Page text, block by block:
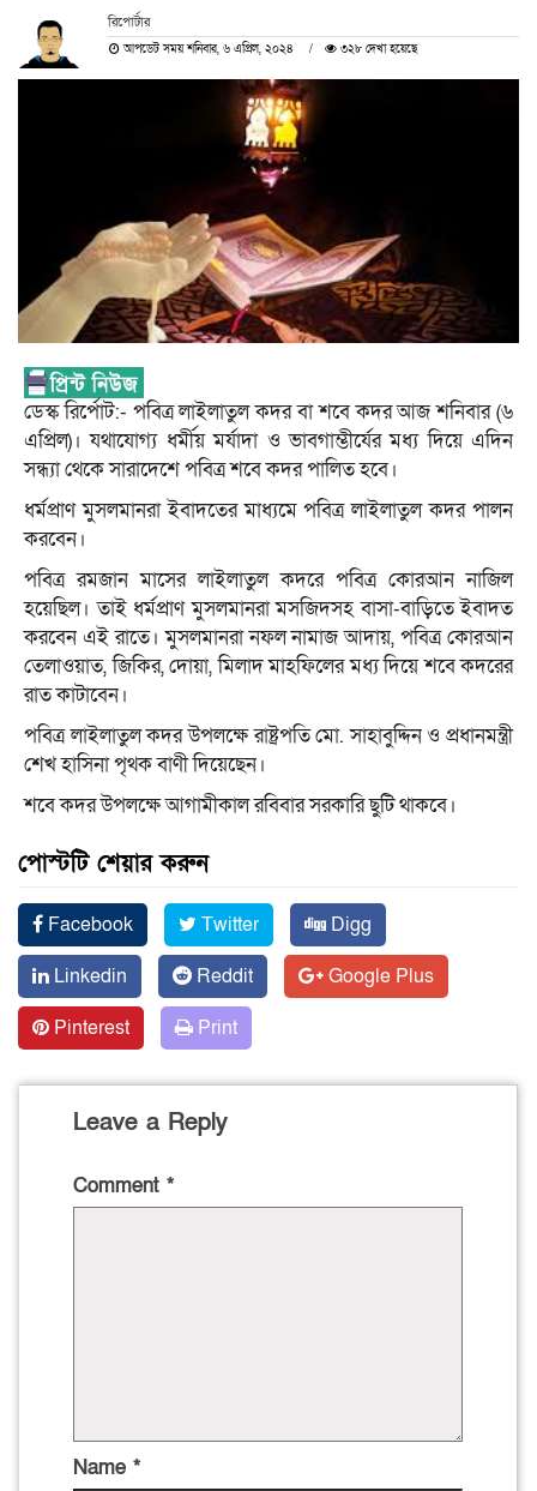
রিপোর্টার
আপডেট সময় শনিবার, ৬ এপ্রিল, ২০২৪ ৩২৮ দেখা হয়েছে
ডেস্ক রির্পোট:- পবিত্র লাইলাতুল কদর বা শবে কদর আজ শনিবার (৬
এপ্রিল)। যথাযোগ্য ধর্মীয় মর্যাদা ও ভাবগাম্ভীর্যের মধ্য দিয়ে এদিন
সন্ধ্যা থেকে সারাদেশে পবিত্র শবে কদর পালিত হবে।
ধর্মপ্রাণ মুসলমানরা ইবাদতের মাধ্যমে পবিত্র লাইলাতুল কদর পালন
করবেন।
পবিত্র রমজান মাসের লাইলাতুল কদরে পবিত্র কোরআন নাজিল
হয়েছিল। তাই ধর্মপ্রাণ মুসলমানরা মসজিদসহ বাসা-বাড়িতে ইবাদত
করবেন এই রাতে। মুসলমানরা নফল নামাজ আদায়, পবিত্র কোরআন
তেলাওয়াত, জিকির, দোয়া, মিলাদ মাহফিলের মধ্য দিয়ে শবে কদরের
রাত কাটাবেন।
পবিত্র লাইলাতুল কদর উপলক্ষে রাষ্ট্রপতি মো. সাহাবুদ্দিন ও প্রধানমন্ত্রী
শেখ হাসিনা পৃথক বাণী দিয়েছেন।
শবে কদর উপলক্ষে আগামীকাল রবিবার সরকারি ছুটি থাকবে।
পোস্টটি শেয়ার করুন
Facebook Twitter
Digg
Linkedin
Reddit
Google Plus
Pinterest
Print
Leave a Reply
Comment *
Name *